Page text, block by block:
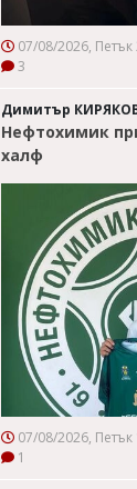
07/08/2026, Петък
3
Димитър
Нефтохимик
халф
07/08/2026, Петък
1